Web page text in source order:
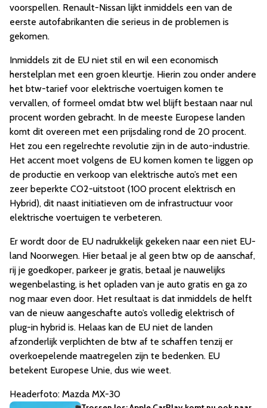
voorspellen. Renault-Nissan lijkt inmiddels een van de
eerste autofabrikanten die serieus in de problemen is
gekomen.
Inmiddels zit de EU niet stil en wil een economisch
herstelplan met een groen kleurtje. Hierin zou onder andere
het btw-tarief voor elektrische voertuigen komen te
vervallen, of formeel omdat btw wel blijft bestaan naar nul
procent worden gebracht. In de meeste Europese landen
komt dit overeen met een prijsdaling rond de 20 procent.
Het zou een regelrechte revolutie zijn in de auto-industrie.
Het accent moet volgens de EU komen komen te liggen op
de productie en verkoop van elektrische auto’s met een
zeer beperkte CO2-uitstoot (100 procent elektrisch en
Hybrid), dit naast initiatieven om de infrastructuur voor
elektrische voertuigen te verbeteren.
Er wordt door de EU nadrukkelijk gekeken naar een niet EU-
land Noorwegen. Hier betaal je al geen btw op de aanschaf,
rij je goedkoper, parkeer je gratis, betaal je nauwelijks
wegenbelasting, is het opladen van je auto gratis en ga zo
nog maar even door. Het resultaat is dat inmiddels de helft
van de nieuw aangeschafte auto’s volledig elektrisch of
plug-in hybrid is. Helaas kan de EU niet de landen
afzonderlijk verplichten de btw af te schaffen tenzij er
overkoepelende maatregelen zijn te bedenken. EU
betekent Europese Unie, dus wie weet.
Headerfoto: Mazda MX-30